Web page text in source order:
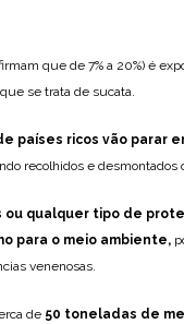
que de 7% a 20%) é
se trata de sucata.
países ricos vão parar
recolhidos e
qualquer tipo de
para o meio ambiente,
venenosas.
de 50 toneladas de